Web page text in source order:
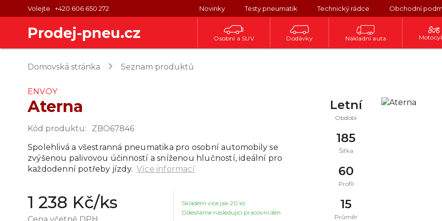
Volejte +420 606 650 272 Novinky Testy pneumatik Technický rádce Obchodní
Prodej-pneu.cz Osobní a SUV Dodávky Nákladní auta
Domovská stránka keyboard_arrow_right Seznam produktů
ENVOY
Aterna
Kód produktu:
ZBO67846
Spolehlivá a všestranná pneumatika pro osobní automobily se
zvýšenou palivovou účinností a sníženou hlučností, ideální pro
každodenní potřeby jízdy. Více informací
1 238 Kč/ks
Cena včetně DPH
Skladem více jak 20 ks
Odesíláme následující pracovní den
Letní
Období
185
Šířka
60
Profil
15
Průměr